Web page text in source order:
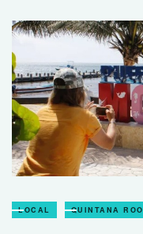
LOCAL QUINTANA ROO